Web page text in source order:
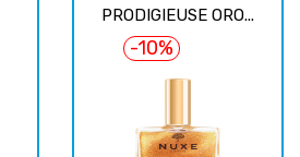
PRODIGIEUSE ORO...
-10%